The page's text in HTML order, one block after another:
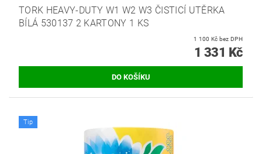
TORK HEAVY-DUTY W1 W2 W3 ČISTICÍ UTĚRKA
BÍLÁ 530137 2 KARTONY 1 KS
1 100 Kč bez DPH
1 331 Kč
Tip